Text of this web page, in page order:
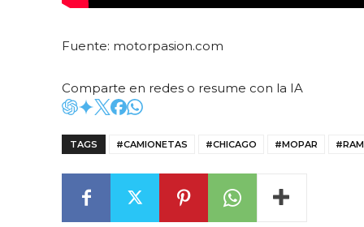
Fuente: motorpasion.com
Comparte en redes o resume con la IA
TAGS #CAMIONETAS #CHICAGO #MOPAR #RAM